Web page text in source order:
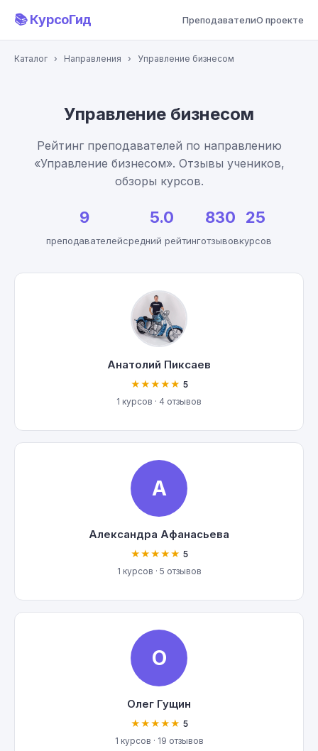
📚 КурсоГид ПреподавателиО проекте
Каталог › Направления › Управление бизнесом
Управление бизнесом
Рейтинг преподавателей по направлению
«Управление бизнесом». Отзывы учеников,
обзоры курсов.
9
преподавателей
5.0
средний рейтинг
830
отзывов
25
курсов
Анатолий Пиксаев
★★★★★ 5
1 курсов · 4 отзывов
А
Александра Афанасьева
★★★★★ 5
1 курсов · 5 отзывов
О
Олег Гущин
★★★★★ 5
1 курсов · 19 отзывов